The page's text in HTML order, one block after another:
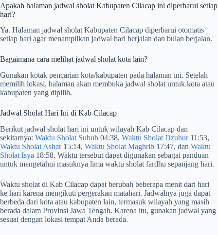
Apakah halaman jadwal sholat Kabupaten Cilacap ini diperbarui setiap
hari?
Ya. Halaman jadwal sholat Kabupaten Cilacap diperbarui otomatis
setiap hari agar menampilkan jadwal hari berjalan dan bulan berjalan.
Bagaimana cara melihat jadwal sholat kota lain?
Gunakan kotak pencarian kota/kabupaten pada halaman ini. Setelah
memilih lokasi, halaman akan membuka jadwal sholat untuk kota atau
kabupaten yang dipilih.
Jadwal Sholat Hari Ini di Kab Cilacap
Berikut jadwal sholat hari ini untuk wilayah Kab Cilacap dan
sekitarnya: Waktu Sholat Subuh 04:38, Waktu Sholat Dzuhur11:53,
Waktu Sholat Ashar15:14, Waktu Sholat Maghrib 17:47, dan Waktu
Sholat Isya 18:58. Waktu tersebut dapat digunakan sebagai panduan
untuk mengetahui masuknya lima waktu sholat fardhu sepanjang hari.
Waktu sholat di Kab Cilacap dapat berubah beberapa menit dari hari
ke hari karena mengikuti pergerakan matahari. Jadwalnya juga dapat
berbeda dari kota atau kabupaten lain, termasuk wilayah yang masih
berada dalam Provinsi Jawa Tengah. Karena itu, gunakan jadwal yang
sesuai dengan lokasi tempat Anda berada.